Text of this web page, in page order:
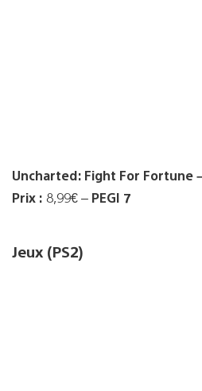
Uncharted: Fight For Fortune
Prix : 8,99€ – PEGI 7
Jeux (PS2)